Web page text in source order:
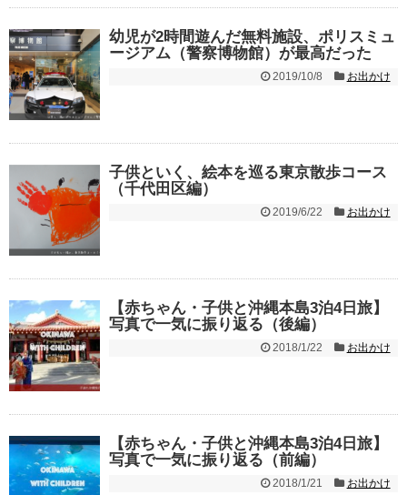
幼児が2時間遊んだ無料施設、ポリスミュ
ージアム（警察博物館）が最高だった
2019/10/8 お出かけ
子供といく、絵本を巡る東京散歩コース
（千代田区編）
2019/6/22 お出かけ
【赤ちゃん・子供と沖縄本島3泊4日旅】
写真で一気に振り返る（後編）
2018/1/22 お出かけ
【赤ちゃん・子供と沖縄本島3泊4日旅】
写真で一気に振り返る（前編）
2018/1/21 お出かけ